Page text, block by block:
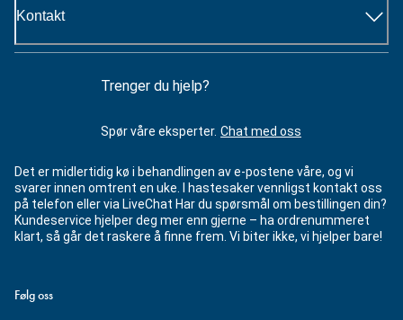
Kontakt
Trenger du hjelp?
Spør våre eksperter. Chat med oss
Det er midlertidig kø i behandlingen av e-postene våre, og vi
svarer innen omtrent en uke. I hastesaker vennligst kontakt oss
på telefon eller via LiveChat Har du spørsmål om bestillingen din?
Kundeservice hjelper deg mer enn gjerne – ha ordrenummeret
klart, så går det raskere å finne frem. Vi biter ikke, vi hjelper bare!
Følg oss